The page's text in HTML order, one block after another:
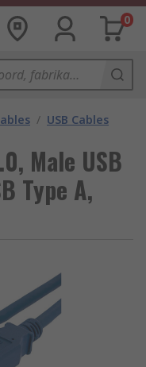
0
/ USB Cables
Male USB
Type A,